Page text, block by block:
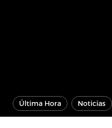
Última Hora Noticias